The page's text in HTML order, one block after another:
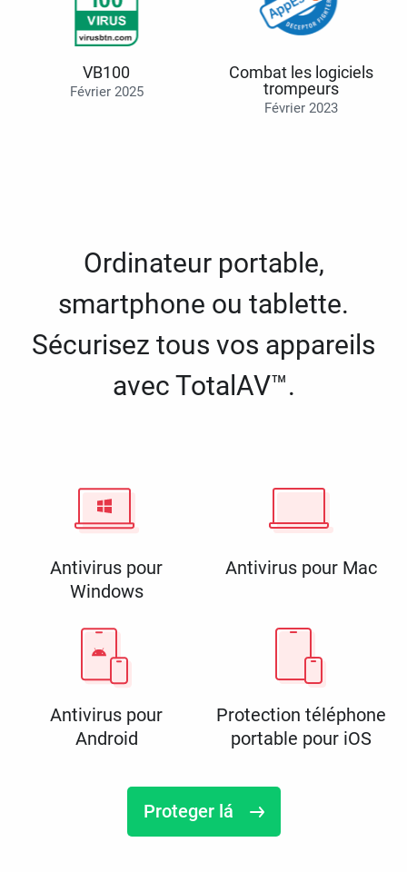
VB100
Février 2025
Combat les logiciels
trompeurs
Février 2023
Ordinateur portable,
smartphone ou tablette.
Sécurisez tous vos appareils
avec TotalAV™.
Antivirus pour
Windows
Antivirus pour Mac
Antivirus pour
Android
Protection téléphone
portable pour iOS
Proteger lá